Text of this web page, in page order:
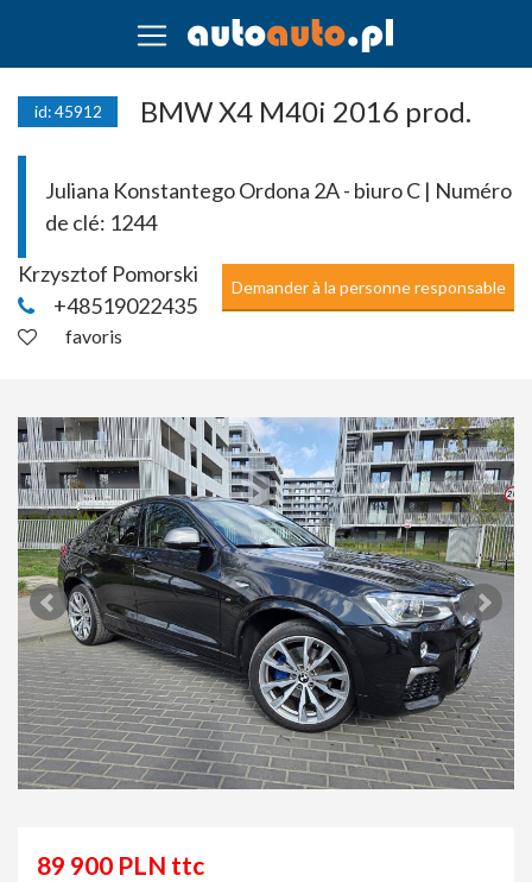
id: 45912 BMW X4 M40i 2016 prod.
Juliana Konstantego Ordona 2A - biuro C | Numéro
de clé: 1244
Krzysztof Pomorski
+48519022435
Demander à la personne responsable
favoris
89 900 PLN ttc